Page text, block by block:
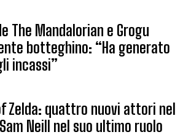
The Mandalorian e Grogu
botteghino: “Ha generato
incassi”
Zelda: quattro nuovi attori nel
Neill nel suo ultimo ruolo